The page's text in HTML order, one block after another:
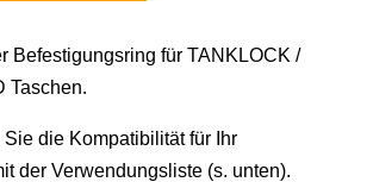
Befestigungsring für TANKLOCK /
Taschen.
Sie die Kompatibilität für Ihr
der Verwendungsliste (s. unten).